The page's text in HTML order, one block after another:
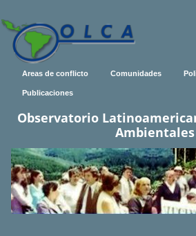
Areas de conflicto Comunidades
Publicaciones
Observatorio
Ambientales